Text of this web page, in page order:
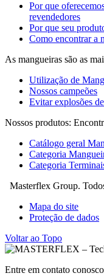
Por que
revendedores
Por que seu
Como encontrar a
As mangueiras são as
Utilização de
Nossos campeões
Evitar explosões
Nossos produtos:
Catálogo geral
Categoria
Categoria
Masterflex Group.
Mapa do site
Proteção de dados
Voltar ao Topo
Entre em contato conosco